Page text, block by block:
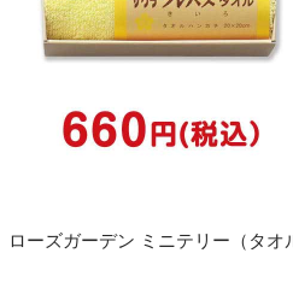
ローズガーデン ミニテリー（タオ